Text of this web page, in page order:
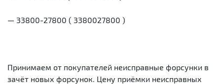
— 33800-27800 ( 3380027800 )
Принимаем от покупателей неисправные форсунки в
зачёт новых форсунок. Цену приёмки неисправных